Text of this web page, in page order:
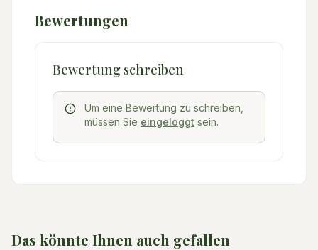
Bewertungen
Bewertung schreiben
Um eine Bewertung zu schreiben,
müssen Sie eingeloggt sein.
Das könnte Ihnen auch gefallen